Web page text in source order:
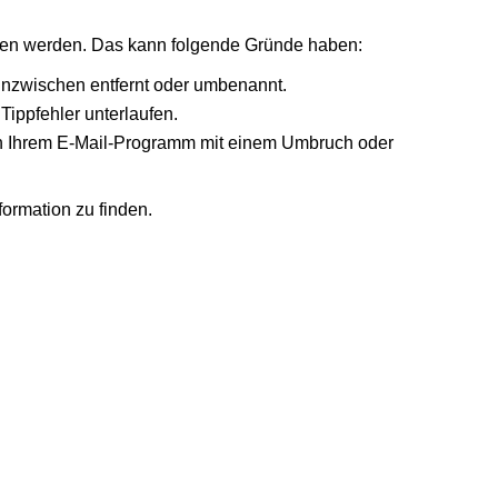
werden. Das kann folgende Gründe haben:
entfernt oder umbenannt.
unterlaufen.
E-Mail-Programm mit einem Umbruch oder
zu finden.